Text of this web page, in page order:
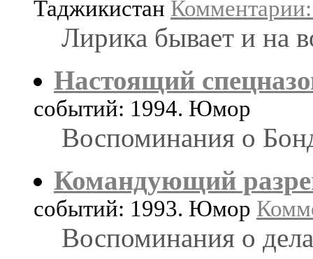
Таджикистан
Лирика бывает и на
Настоящий
событий: 1994. Юмор
Воспоминания о
Командующий
событий: 1993. Юмор
Воспоминания о